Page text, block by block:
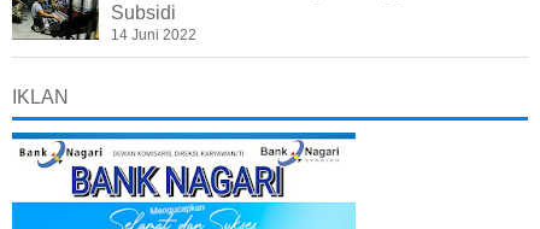
Subsidi
14 Juni 2022
IKLAN